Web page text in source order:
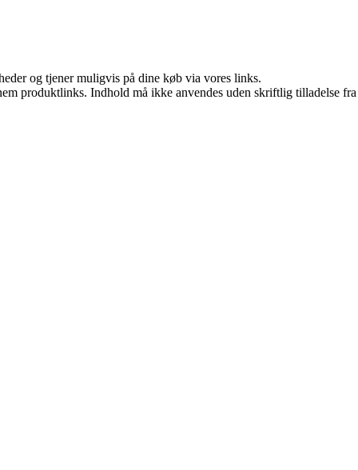
og tjener muligvis på dine køb via vores links.
produktlinks. Indhold må ikke anvendes uden skriftlig tilladelse fra